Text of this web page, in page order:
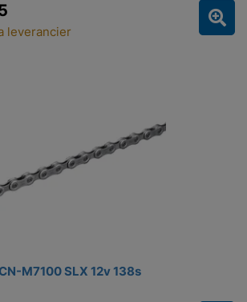
leverancier
M7100 SLX 12v 138s